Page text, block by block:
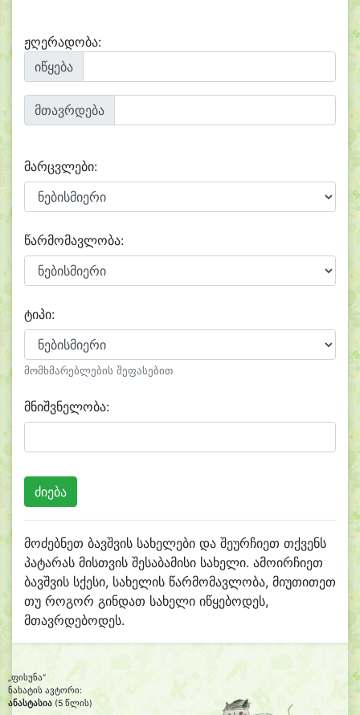
ჟღერადობა:
იწყება
მთავრდება
მარცვლები:
წარმომავლობა:
ტიპი:
მომხმარებლების შეფასებით
მნიშვნელობა:
მოძებნეთ ბავშვის სახელები და შეურჩიეთ თქვენს
პატარას მისთვის შესაბამისი სახელი. ამოირჩიეთ
ბავშვის სქესი, სახელის წარმომავლობა, მიუთითეთ
თუ როგორ გინდათ სახელი იწყებოდეს,
მთავრდებოდეს.
„ფისუნა“
ნახატის ავტორი:
ანასტასია (5 წლის)